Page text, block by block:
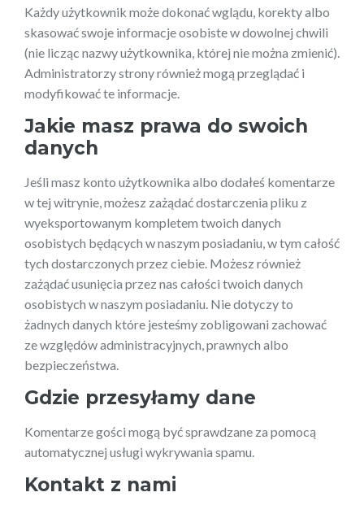
Każdy użytkownik może dokonać wglądu, korekty albo
skasować swoje informacje osobiste w dowolnej chwili
(nie licząc nazwy użytkownika, której nie można zmienić).
Administratorzy strony również mogą przeglądać i
modyfikować te informacje.
Jakie masz prawa do swoich
danych
Jeśli masz konto użytkownika albo dodałeś komentarze
w tej witrynie, możesz zażądać dostarczenia pliku z
wyeksportowanym kompletem twoich danych
osobistych będących w naszym posiadaniu, w tym całość
tych dostarczonych przez ciebie. Możesz również
zażądać usunięcia przez nas całości twoich danych
osobistych w naszym posiadaniu. Nie dotyczy to
żadnych danych które jesteśmy zobligowani zachować
ze względów administracyjnych, prawnych albo
bezpieczeństwa.
Gdzie przesyłamy dane
Komentarze gości mogą być sprawdzane za pomocą
automatycznej usługi wykrywania spamu.
Kontakt z nami